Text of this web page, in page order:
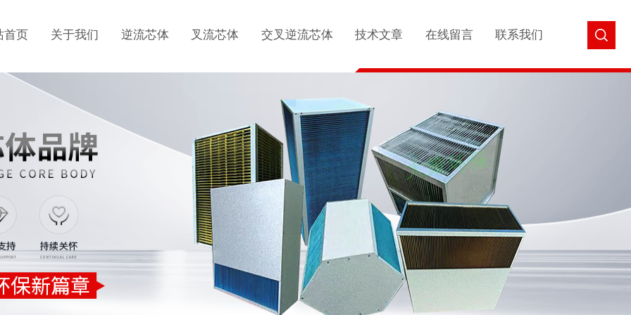
首页 关于我们 逆流芯体 叉流芯体 交叉逆流芯体 技术文章 在线留言 联系我们